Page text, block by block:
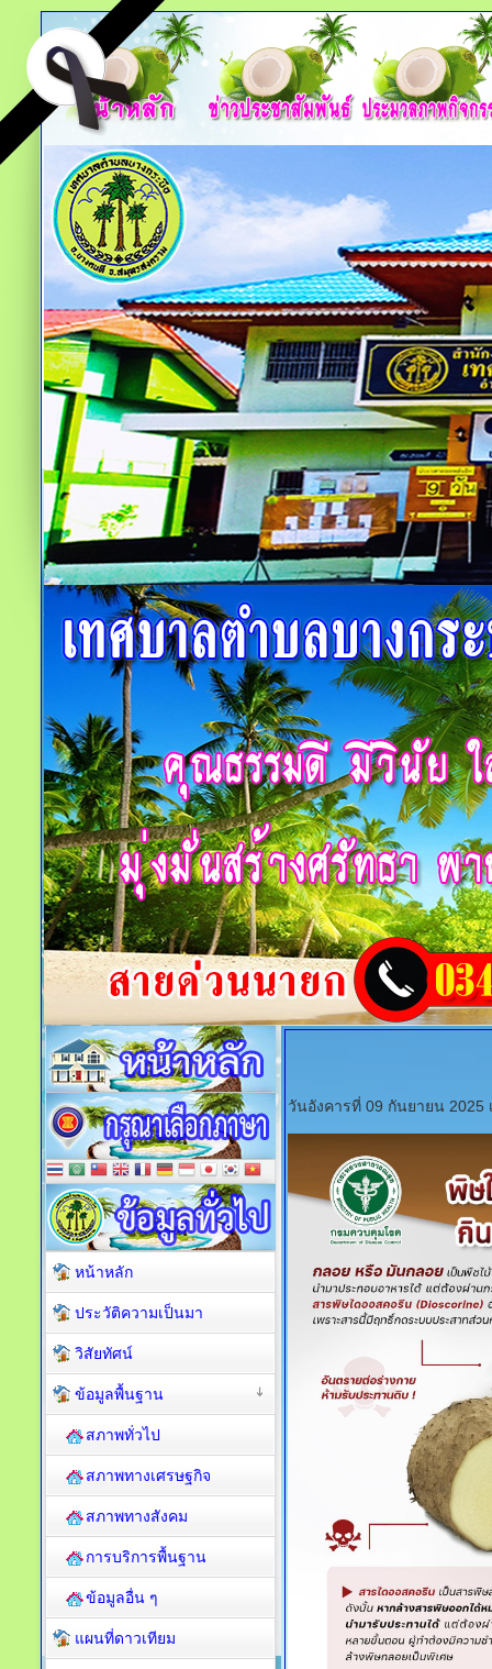
วันอังคารที่ 09 กันยายน 2025
หน้าหลัก
ประวัติความเป็นมา
วิสัยทัศน์
ข้อมูลพื้นฐาน
สภาพทั่วไป
สภาพทางเศรษฐกิจ
สภาพทางสังคม
การบริการพื้นฐาน
ข้อมูลอื่น ๆ
แผนที่ดาวเทียม